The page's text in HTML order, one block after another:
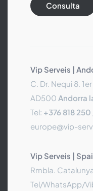
Consulta
Vip Serveis |
C. Dr. Nequi 8.
AD500 Andorra
Tel: +376 818 250
europe@vip-
Vip Serveis |
Rmbla.
Tel/WhatsApp/